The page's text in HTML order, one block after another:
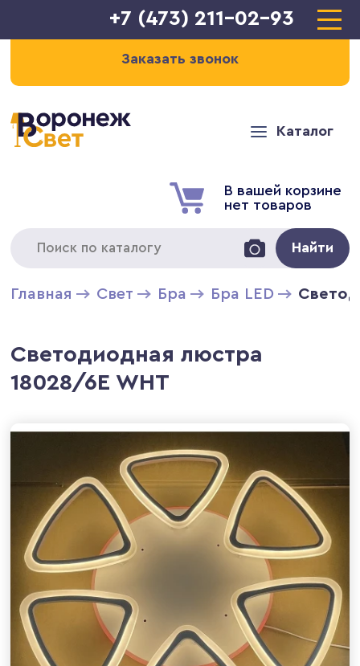
+7 (473) 211-02-93
Заказать звонок
Каталог
В вашей корзине
нет товаров
Найти
Главная Свет Бра Бра LED
Светодиодная люстра
18028/6E WHT